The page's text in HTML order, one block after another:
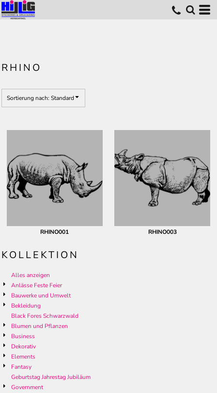
RHINO
Sortierung nach: Standard
RHINO001 RHINO003
KOLLEKTION
Alles anzeigen
Anlässe Feste Feier
Bauwerke und Umwelt
Bekleidung
Black Fores Schwarzwald
Blumen und Pflanzen
Business
Dekorativ
Elements
Fantasy
Geburtstag Jahrestag Jubiläum
Government
Standard